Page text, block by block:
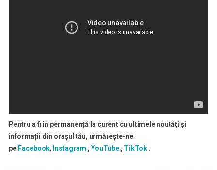
Pentru a fi în permanență la curent cu ultimele noutăți și
informații din orașul tău, urmărește-ne
peFacebook, Instagram , YouTube, TikTok.